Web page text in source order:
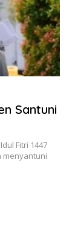
Santuni
Fitri 1447
menyantuni